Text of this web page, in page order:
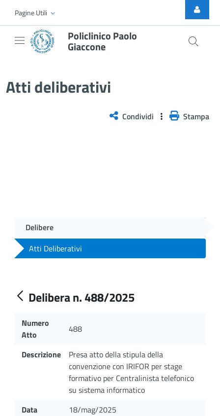
Skip to Main Content
Pagine Utili
Policlinico Paolo
Giaccone
Atti deliberativi
Condividi Stampa
Delibere
Atti Deliberativi
Delibera n. 488/2025
Numero
Atto
488
Descrizione
Presa atto della stipula della
convenzione con IRIFOR per stage
formativo per Centralinista telefonico
su sistema informatico
Data
18/mag/2025